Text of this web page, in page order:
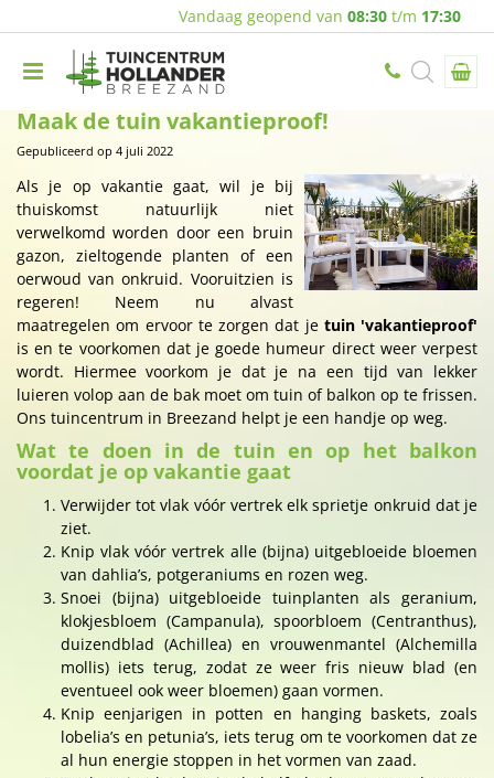
Vandaag geopend van 08:30 t/m 17:30
Maak de tuin vakantieproof!
Gepubliceerd op 4 juli 2022
Als je op vakantie gaat, wil je bij
thuiskomst natuurlijk niet
verwelkomd worden door een bruin
gazon, zieltogende planten of een
oerwoud van onkruid. Vooruitzien is
regeren! Neem nu alvast
maatregelen om ervoor te zorgen dat je tuin 'vakantieproof'
is en te voorkomen dat je goede humeur direct weer verpest
wordt. Hiermee voorkom je dat je na een tijd van lekker
luieren volop aan de bak moet om tuin of balkon op te frissen.
Ons tuincentrum in Breezand helpt je een handje op weg.
Wat te doen in de tuin en op het balkon
voordat je op vakantie gaat
Verwijder tot vlak vóór vertrek elk sprietje onkruid dat je
ziet.
Knip vlak vóór vertrek alle (bijna) uitgebloeide bloemen
van dahlia’s, potgeraniums en rozen weg.
Snoei (bijna) uitgebloeide tuinplanten als geranium,
klokjesbloem (Campanula), spoorbloem (Centranthus),
duizendblad (Achillea) en vrouwenmantel (Alchemilla
mollis) iets terug, zodat ze weer fris nieuw blad (en
eventueel ook weer bloemen) gaan vormen.
Knip eenjarigen in potten en hanging baskets, zoals
lobelia’s en petunia’s, iets terug om te voorkomen dat ze
al hun energie stoppen in het vormen van zaad.